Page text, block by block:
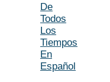
De
Todos
Los
Tiempos
En
Español